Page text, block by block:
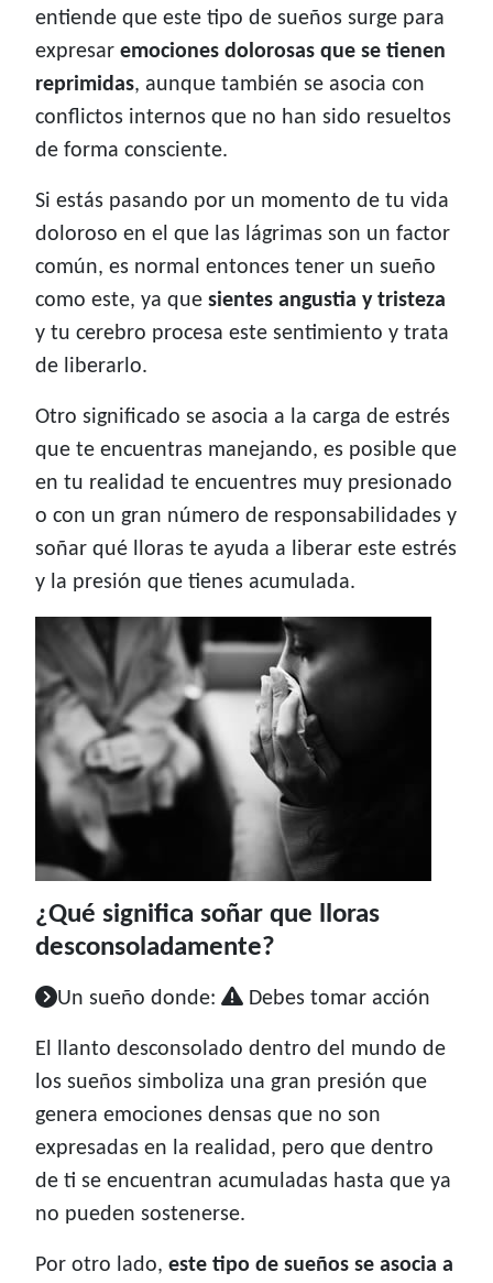
entiende que este tipo de sueños surge para
expresar emociones dolorosas que se tienen
reprimidas, aunque también se asocia con
conflictos internos que no han sido resueltos
de forma consciente.
Si estás pasando por un momento de tu vida
doloroso en el que las lágrimas son un factor
común, es normal entonces tener un sueño
como este, ya que sientes angustia y tristeza
y tu cerebro procesa este sentimiento y trata
de liberarlo.
Otro significado se asocia a la carga de estrés
que te encuentras manejando, es posible que
en tu realidad te encuentres muy presionado
o con un gran número de responsabilidades y
soñar qué lloras te ayuda a liberar este estrés
y la presión que tienes acumulada.
¿Qué significa soñar que lloras
desconsoladamente?
Un sueño donde: Debes tomar acción
El llanto desconsolado dentro del mundo de
los sueños simboliza una gran presión que
genera emociones densas que no son
expresadas en la realidad, pero que dentro
de ti se encuentran acumuladas hasta que ya
no pueden sostenerse.
Por otro lado, este tipo de sueños se asocia a